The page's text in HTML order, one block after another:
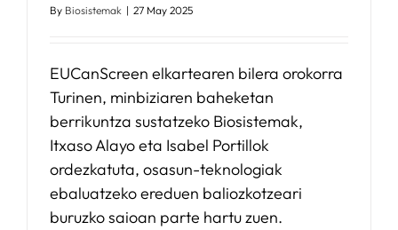
By Biosistemak | 27 May 2025
EUCanScreen elkartearen bilera orokorra
Turinen, minbiziaren baheketan
berrikuntza sustatzeko Biosistemak,
Itxaso Alayo eta Isabel Portillok
ordezkatuta, osasun-teknologiak
ebaluatzeko ereduen baliozkotzeari
buruzko saioan parte hartu zuen.